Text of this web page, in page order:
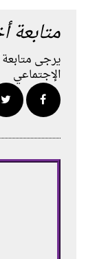
متابعة
يرجى متابعة
الإجتماعي